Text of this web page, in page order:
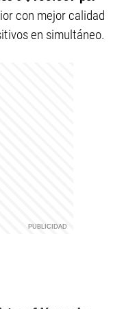
con mejor calidad
en simultáneo.